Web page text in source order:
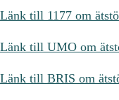
Länk till 1177 om
Länk till UMO om
Länk till BRIS om